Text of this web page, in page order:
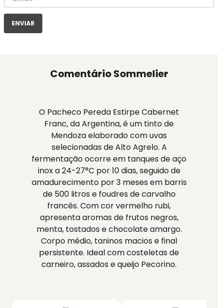
ENVIAR
Comentário Sommelier
O Pacheco Pereda Estirpe Cabernet
Franc, da Argentina, é um tinto de
Mendoza elaborado com uvas
selecionadas de Alto Agrelo. A
fermentação ocorre em tanques de aço
inox a 24-27°C por 10 dias, seguido de
amadurecimento por 3 meses em barris
de 500 litros e foudres de carvalho
francês. Com cor vermelho rubi,
apresenta aromas de frutos negros,
menta, tostados e chocolate amargo.
Corpo médio, taninos macios e final
persistente. Ideal com costeletas de
carneiro, assados e queijo Pecorino.